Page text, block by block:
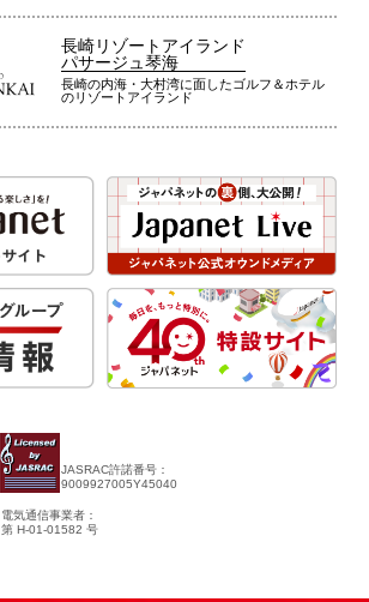
長崎リゾートアイランド
パサージュ琴海
長崎の内海・大村湾に面したゴルフ＆ホテル
のリゾートアイランド
JASRAC許諾番号：
9009927005Y45040
電気通信事業者：
第 H-01-01582 号